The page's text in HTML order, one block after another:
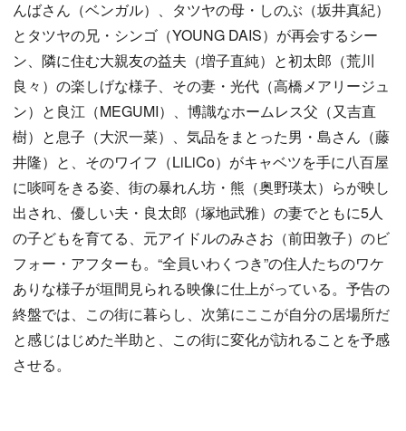
んばさん（ベンガル）、タツヤの母・しのぶ（坂井真紀）
とタツヤの兄・シンゴ（YOUNG DAIS）が再会するシー
ン、隣に住む大親友の益夫（増子直純）と初太郎（荒川
良々）の楽しげな様子、その妻・光代（高橋メアリージュ
ン）と良江（MEGUMI）、博識なホームレス父（又吉直
樹）と息子（大沢一菜）、気品をまとった男・島さん（藤
井隆）と、そのワイフ（LiLiCo）がキャベツを手に八百屋
に啖呵をきる姿、街の暴れん坊・熊（奥野瑛太）らが映し
出され、優しい夫・良太郎（塚地武雅）の妻でともに5人
の子どもを育てる、元アイドルのみさお（前田敦子）のビ
フォー・アフターも。“全員いわくつき”の住人たちのワケ
ありな様子が垣間見られる映像に仕上がっている。予告の
終盤では、この街に暮らし、次第にここが自分の居場所だ
と感じはじめた半助と、この街に変化が訪れることを予感
させる。